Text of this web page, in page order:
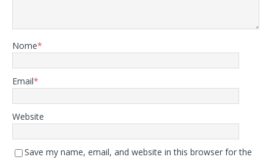
Nome*
Email*
Website
Save my name, email, and website in this browser for the